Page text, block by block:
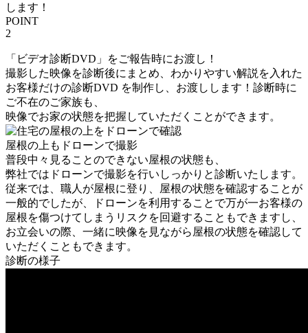
します！
POINT
2
「ビデオ診断DVD」をご報告時にお渡し！
撮影した映像を診断後にまとめ、わかりやすい解説を入れた
お客様だけの診断DVD を制作し、お渡しします！診断時に
ご不在のご家族も、
映像でお家の状態を把握していただくことができます。
屋根の上もドローンで撮影
普段中々見ることのできない屋根の状態も、
弊社ではドローンで撮影を行いしっかりと診断いたします。
従来では、職人が屋根に登り、屋根の状態を確認することが
一般的でしたが、ドローンを利用することで万が一お客様の
屋根を傷つけてしまうリスクを回避することもできますし、
お立会いの際、一緒に映像を見ながら屋根の状態を確認して
いただくこともできます。
診断の様子